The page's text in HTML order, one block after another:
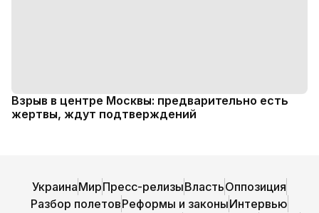
Взрыв в центре Москвы: предварительно есть
жертвы, ждут подтверждений
УкраинаМирПресс-релизыВластьОппозиция
Разбор полетовРеформы и законыИнтервью